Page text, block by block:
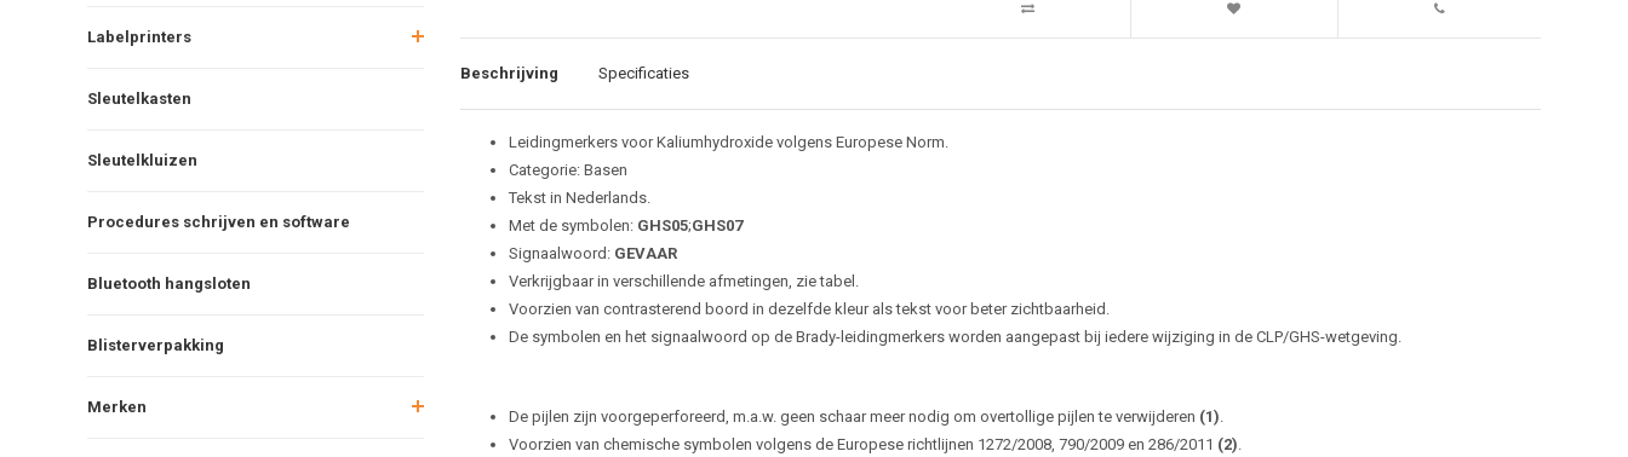
Labelprinters
Sleutelkasten
Sleutelkluizen
Procedures schrijven en software
Bluetooth hangsloten
Blisterverpakking
Merken
Beschrijving Specificaties
Leidingmerkers voor Kaliumhydroxide volgens Europese Norm.
Categorie: Basen
Tekst in Nederlands.
Met de symbolen: GHS05;GHS07
Signaalwoord: GEVAAR
Verkrijgbaar in verschillende afmetingen, zie tabel.
Voorzien van contrasterend boord in dezelfde kleur als tekst voor beter zichtbaarheid.
De symbolen en het signaalwoord op de Brady-leidingmerkers worden aangepast bij iedere wijziging in de CLP/GHS-wetgeving.
De pijlen zijn voorgeperforeerd, m.a.w. geen schaar meer nodig om overtollige pijlen te verwijderen (1)
Voorzien van chemische symbolen volgens de Europese richtlijnen 1272/2008, 790/2009 en 286/2011 (2)